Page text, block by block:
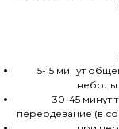
5-15 минут
30-45 минут
переодевание (в